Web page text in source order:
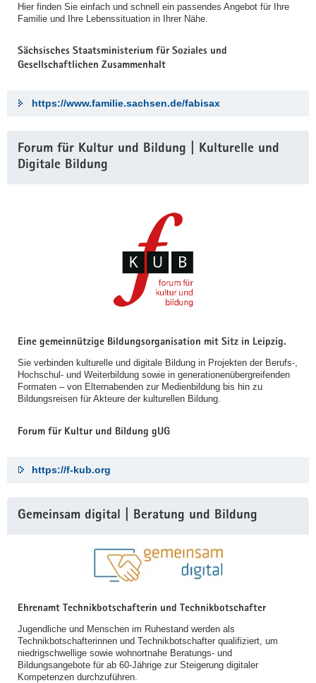
Hier finden Sie einfach und schnell ein passendes Angebot für Ihre
Familie und Ihre Lebenssituation in Ihrer Nähe.
Sächsisches Staatsministerium für Soziales und
Gesellschaftlichen Zusammenhalt
https://www.familie.sachsen.de/fabisax
Forum für Kultur und Bildung | Kulturelle und
Digitale Bildung
Eine gemeinnützige Bildungsorganisation mit Sitz in Leipzig.
Sie verbinden kulturelle und digitale Bildung in Projekten der Berufs-,
Hochschul- und Weiterbildung sowie in generationenübergreifenden
Formaten – von Elternabenden zur Medienbildung bis hin zu
Bildungsreisen für Akteure der kulturellen Bildung.
Forum für Kultur und Bildung gUG
https://f-kub.org
Gemeinsam digital | Beratung und Bildung
Ehrenamt Technikbotschafterin und Technikbotschafter
Jugendliche und Menschen im Ruhestand werden als
Technikbotschafterinnen und Technikbotschafter qualifiziert, um
niedrigschwellige sowie wohnortnahe Beratungs- und
Bildungsangebote für ab 60-Jährige zur Steigerung digitaler
Kompetenzen durchzuführen.